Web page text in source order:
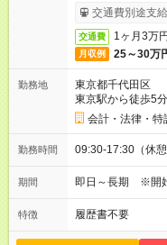
りサービス利用可
交通費別途支
交通費 1ヶ月3万
月収例 25～30万
勤務地
東京都千代田区
東京駅から徒歩5分
会計・法律・特
勤務時間 09:30-17:30（休
期間 即日～長期 ※開
特徴 履歴書不要